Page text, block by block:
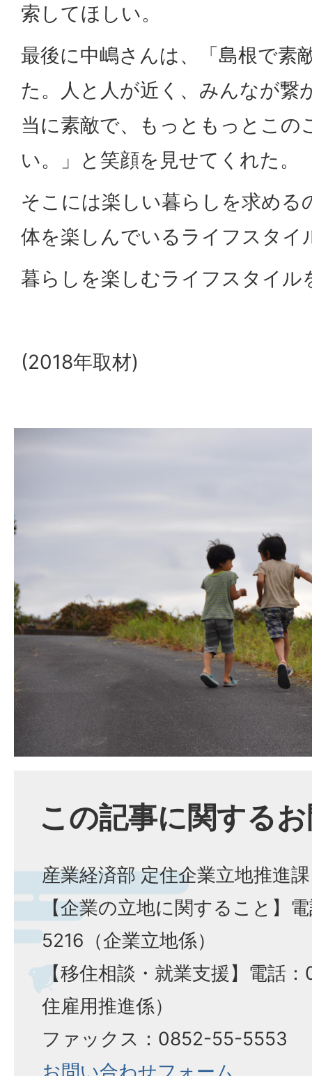
索してほしい。
最後に中嶋さんは、「島根で素
た。人と人が近く、みんなが繋
当に素敵で、もっともっとこの
い。」と笑顔を見せてくれた。
そこには楽しい暮らしを求める
体を楽しんでいるライフスタイ
暮らしを楽しむライフスタイル
(2018年取材)
この記事に関する
産業経済部 定住企業立地推進課
【企業の立地に関すること】
5216（企業立地係）
【移住相談・就業支援】電話
住雇用推進係）
ファックス：0852-55-5553
お問い合わせフォーム